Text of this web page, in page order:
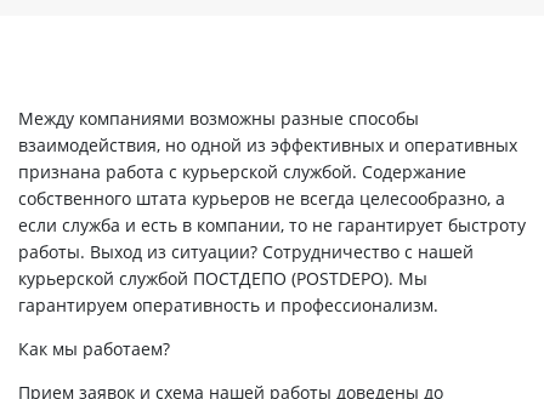
Между компаниями возможны разные способы
взаимодействия, но одной из эффективных и оперативных
признана работа с курьерской службой. Содержание
собственного штата курьеров не всегда целесообразно, а
если служба и есть в компании, то не гарантирует быстроту
работы. Выход из ситуации? Сотрудничество с нашей
курьерской службой ПОСТДЕПО (POSTDEPO). Мы
гарантируем оперативность и профессионализм.
Как мы работаем?
Прием заявок и схема нашей работы доведены до